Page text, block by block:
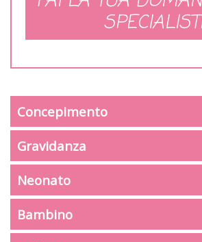
Concepimento
Gravidanza
Neonato
Bambino